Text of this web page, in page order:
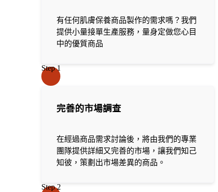
有任何肌膚保養商品製作的需求嗎？我們
提供小量接單生產服務，量身定做您心目
中的優質商品
Step 1
完善的市場調查
在經過商品需求討論後，將由我們的專業
團隊提供詳細又完善的市場，讓我們知己
知彼，策劃出市場差異的商品。
Step 2